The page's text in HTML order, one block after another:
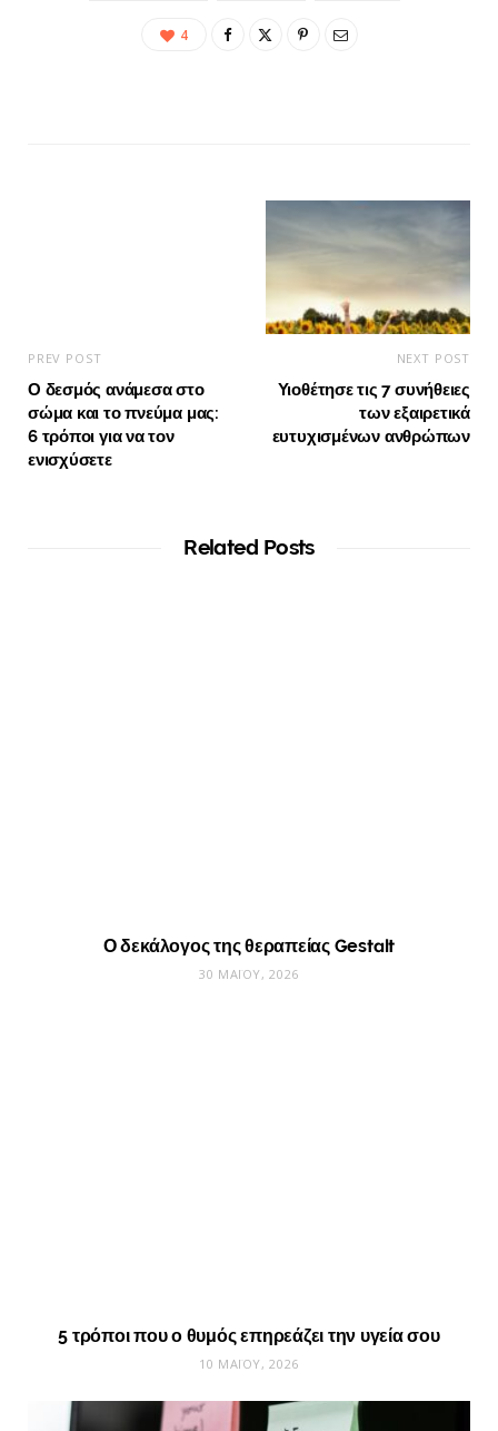
4
PREV POST
Ο δεσμός ανάμεσα στο
σώμα και το πνεύμα μας:
6 τρόποι για να τον
ενισχύσετε
NEXT POST
Υιοθέτησε τις 7 συνήθειες
των εξαιρετικά
ευτυχισμένων ανθρώπων
Related Posts
Ο δεκάλογος της θεραπείας Gestalt
30 ΜΑΪ́ΟΥ, 2026
5 τρόποι που ο θυμός επηρεάζει την υγεία σου
10 ΜΑΪ́ΟΥ, 2026